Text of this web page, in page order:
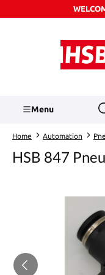
Skip to main content
Menu
Home Automation
HSB 847